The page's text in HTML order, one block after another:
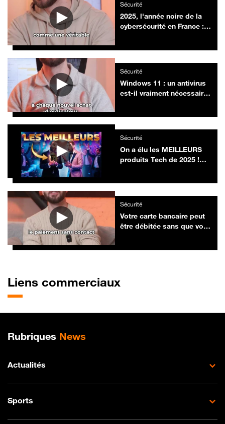
Sécurité
2025, l'année noire de la
cybersécurité en France :
Sécurité
Windows 11 : un antivirus
est-il vraiment nécessaire
Sécurité
On a élu les MEILLEURS
produits Tech de 2025 !
Sécurité
Votre carte bancaire peut
être débitée sans que vous
Liens commerciaux
Plan de site
Rubriques News
Actualités
Sports